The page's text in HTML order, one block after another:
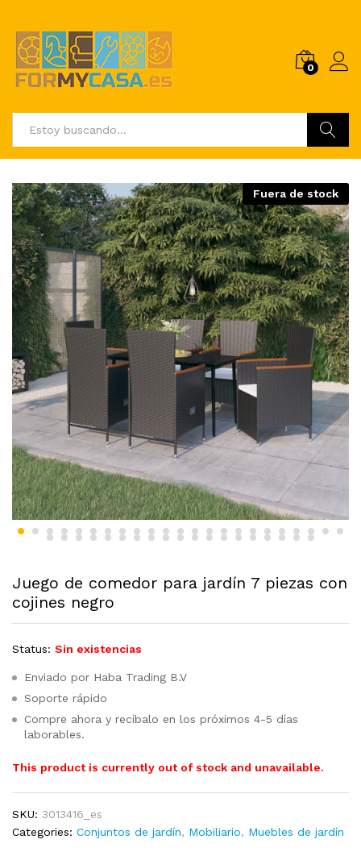
0
Fuera de stock
Juego de comedor para jardín 7 piezas con
cojines negro
Status: Sin existencias
Enviado por Haba Trading B.V
Soporte rápido
Compre ahora y recíbalo en los próximos 4-5 días
laborables.
This product is currently out of stock and unavailable.
SKU: 3013416_es
Categories: Conjuntos de jardín, Mobiliario, Muebles de jardín